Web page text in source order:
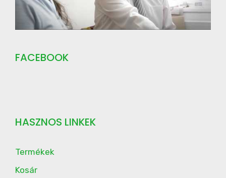
FACEBOOK
HASZNOS LINKEK
Termékek
Kosár